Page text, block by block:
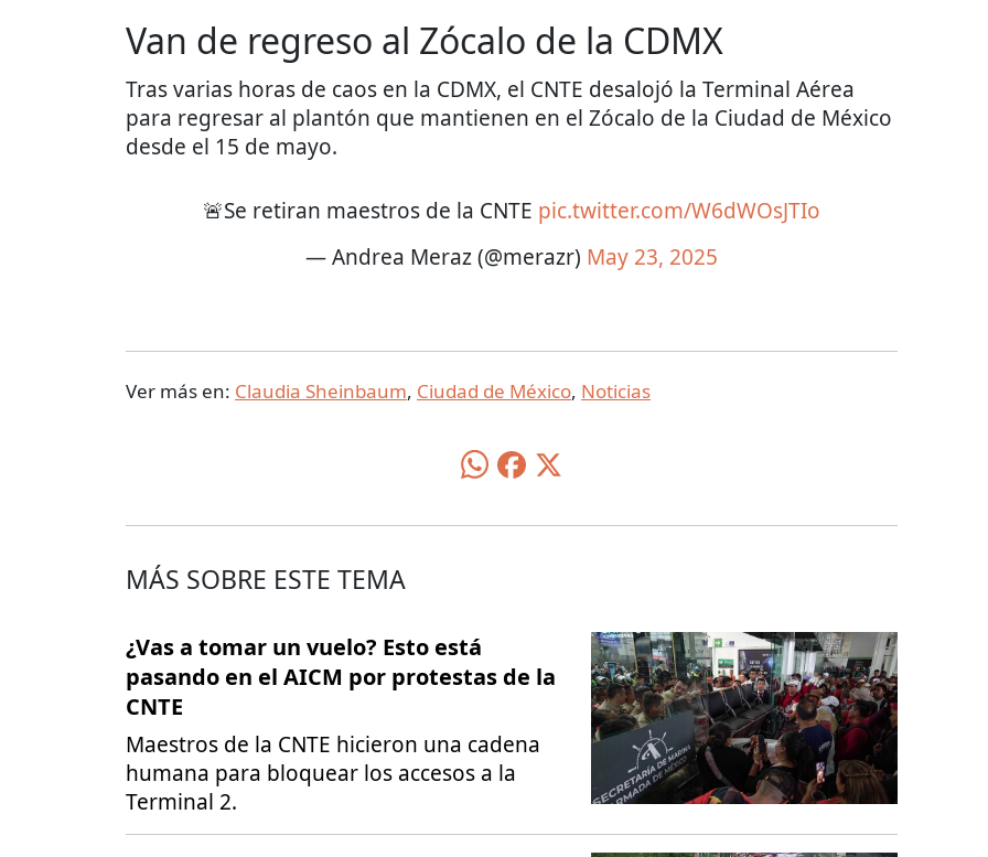
Van de regreso al Zócalo de la CDMX
Tras varias horas de caos en la CDMX, el CNTE desalojó la Terminal Aérea
para regresar al plantón que mantienen en el Zócalo de la Ciudad de México
desde el 15 de mayo.
🚨Se retiran maestros de la CNTE pic.twitter.com/W6dWOsJTIo
— Andrea Meraz (@merazr) May 23, 2025
Ver más en: Claudia Sheinbaum, Ciudad de México, Noticias
MÁS SOBRE ESTE TEMA
¿Vas a tomar un vuelo? Esto está
pasando en el AICM por protestas de la
CNTE
Maestros de la CNTE hicieron una cadena
humana para bloquear los accesos a la
Terminal 2.